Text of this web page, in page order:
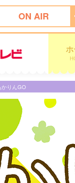
ON AIR
ｉｍａ 見っどナイ
かりんGO